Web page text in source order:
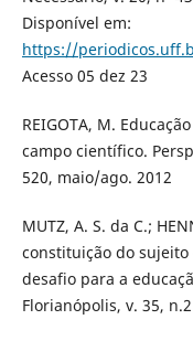
Disponível em:
https://
Acesso 05 dez 23
REIGOTA, M.
campo científico.
520, maio/ago. 2012
MUTZ, A. S. da C.;
constituição do
desafio para a
Florianópolis, v. 35,